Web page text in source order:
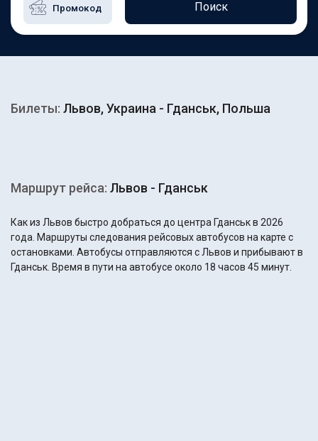
Поиск
Билеты: Львов, Украина - Гданськ, Польша
Маршрут рейса: Львов - Гданськ
Как из Львов быстро добраться до центра Гданськ в 2026
года. Маршруты следования рейсовых автобусов на карте с
остановками. Автобусы отправляются с Львов и прибывают в
Гданськ. Время в пути на автобусе около 18 часов 45 минут.